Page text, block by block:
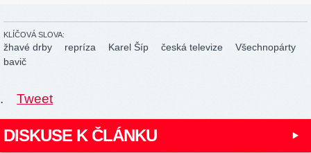
KLÍČOVÁ SLOVA:
žhavé drby repríza Karel Šíp česká televize
Všechnopárty
bavič
. Tweet
DISKUSE K ČLÁNKU